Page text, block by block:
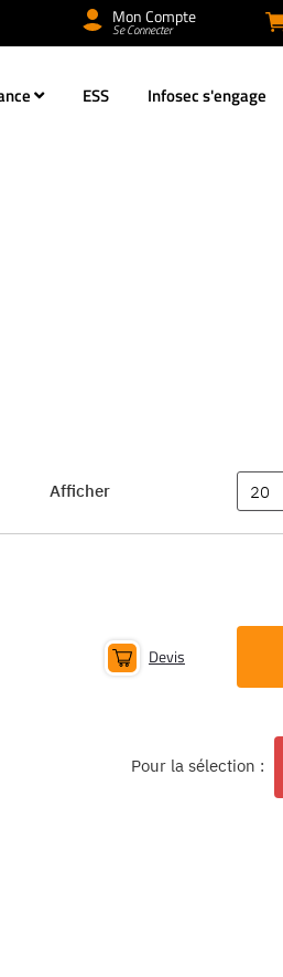
Mon Compte
Se Connecter
ESS Infosec s'engage
Afficher
Devis
Pour la sélection :